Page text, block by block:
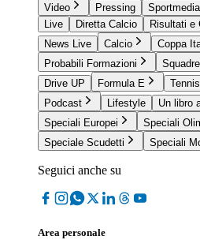
Video Pressing
Live
Diretta Calcio
Risultati e
News Live
Calcio Coppa
Probabili Formazioni
Squadre
Drive UP
Formula E Tennis
Podcast
Lifestyle
Un libro
Speciali Europei
Speciali
Speciale Scudetti
Speciali
Seguici anche su
Area personale